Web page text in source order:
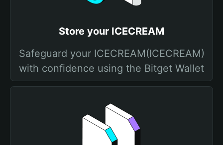
Store your ICECREAM
Safeguard your ICECREAM(ICECREAM)
with confidence using the Bitget Wallet